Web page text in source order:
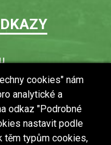
informace
(GDPR)
cookies" nám
analytické a
odkaz "Podrobné
nastavit podle
těm typům cookies,